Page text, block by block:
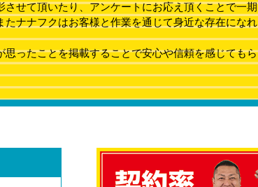
せて頂いたり、アンケートにお応え頂くことで一期
ナナフクはお客様と作業を通じて身近な存在になれ
ったことを掲載することで安心や信頼を感じてもら